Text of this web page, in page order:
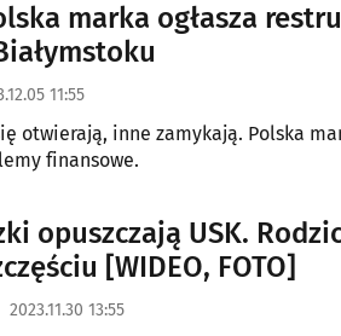
marka ogłasza
11:55
otwierają, inne zamykają. Polska
finansowe.
opuszczają USK.
[WIDEO, FOTO]
2023.11.30 13:55